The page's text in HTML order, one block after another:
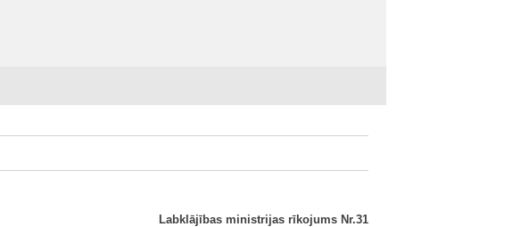
Labklājības ministrijas rīkojums Nr.31